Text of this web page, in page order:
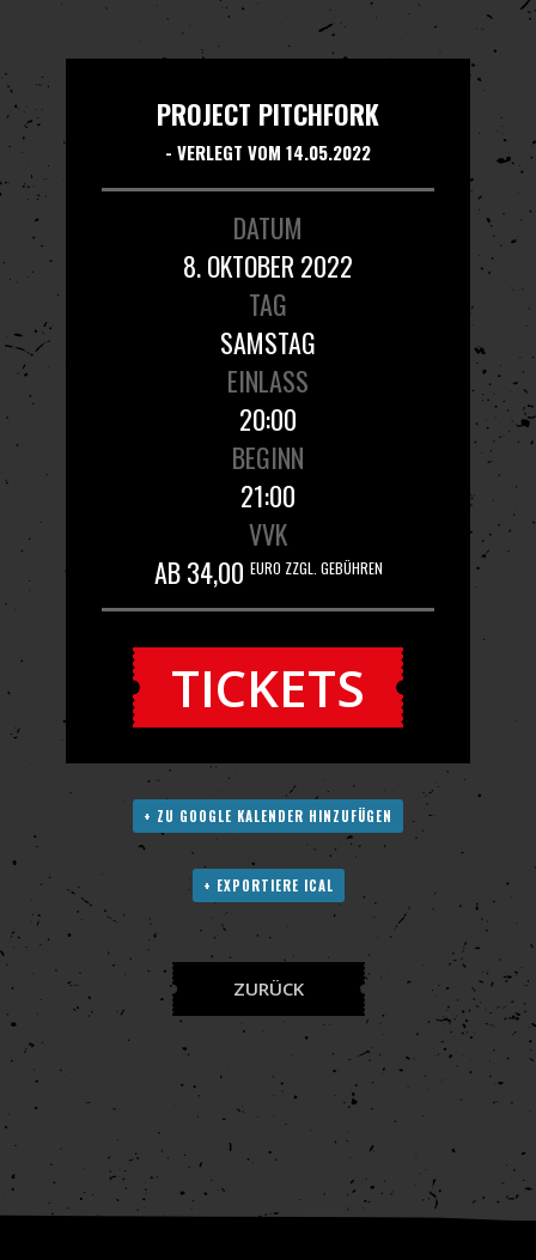
PROJECT PITCHFORK
- VERLEGT VOM 14.05.2022
DATUM
8. OKTOBER 2022
TAG
SAMSTAG
EINLASS
20:00
BEGINN
21:00
VVK
AB 34,00 EURO ZZGL. GEBÜHREN
TICKETS
+ ZU GOOGLE KALENDER HINZUFÜGEN
+ EXPORTIERE ICAL
ZURÜCK